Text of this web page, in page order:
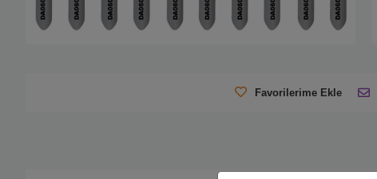
Favorilerime Ekle